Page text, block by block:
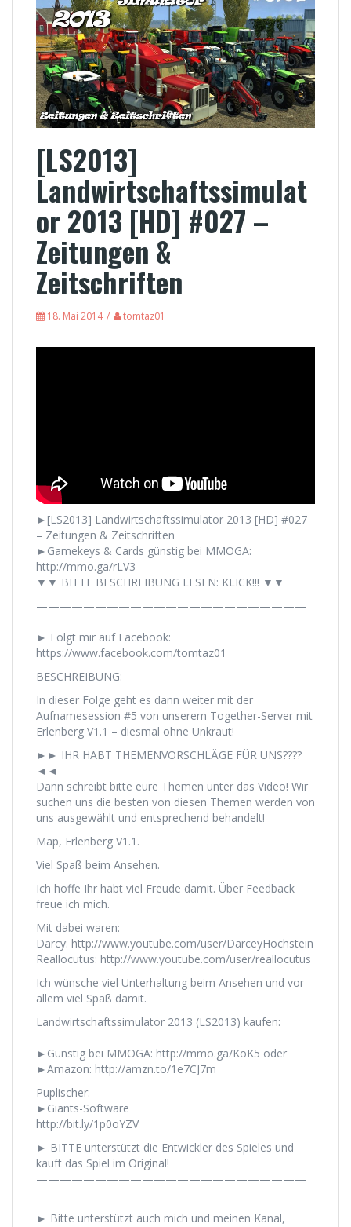
[LS2013]
Landwirtschaftssimulat
or 2013 [HD] #027 –
Zeitungen &
Zeitschriften
18. Mai 2014 tomtaz01
►[LS2013] Landwirtschaftssimulator 2013 [HD] #027
– Zeitungen & Zeitschriften
►Gamekeys & Cards günstig bei MMOGA:
http://mmo.ga/rLV3
▼▼ BITTE BESCHREIBUNG LESEN: KLICK!!! ▼▼
———————————————————————
—-
► Folgt mir auf Facebook:
https://www.facebook.com/tomtaz01
BESCHREIBUNG:
In dieser Folge geht es dann weiter mit der
Aufnamesession #5 von unserem Together-Server mit
Erlenberg V1.1 – diesmal ohne Unkraut!
►► IHR HABT THEMENVORSCHLÄGE FÜR UNS????
◄◄
Dann schreibt bitte eure Themen unter das Video! Wir
suchen uns die besten von diesen Themen werden von
uns ausgewählt und entsprechend behandelt!
Map, Erlenberg V1.1.
Viel Spaß beim Ansehen.
Ich hoffe Ihr habt viel Freude damit. Über Feedback
freue ich mich.
Mit dabei waren:
Darcy: http://www.youtube.com/user/DarceyHochstein
Reallocutus: http://www.youtube.com/user/reallocutus
Ich wünsche viel Unterhaltung beim Ansehen und vor
allem viel Spaß damit.
Landwirtschaftssimulator 2013 (LS2013) kaufen:
———————————————————-
►Günstig bei MMOGA: http://mmo.ga/KoK5 oder
►Amazon: http://amzn.to/1e7CJ7m
Puplischer:
►Giants-Software
http://bit.ly/1p0oYZV
► BITTE unterstützt die Entwickler des Spieles und
kauft das Spiel im Original!
———————————————————————
—-
► Bitte unterstützt auch mich und meinen Kanal,